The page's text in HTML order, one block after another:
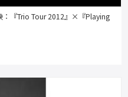
：『Trio Tour 2012』×『Playing